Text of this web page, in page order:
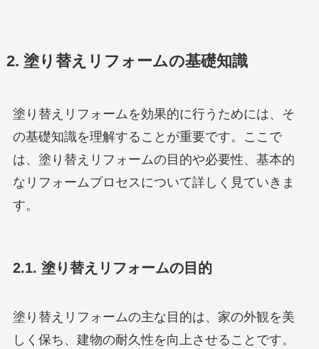
2. 塗り替えリフォームの基礎知識
塗り替えリフォームを効果的に行うためには、そ
の基礎知識を理解することが重要です。ここで
は、塗り替えリフォームの目的や必要性、基本的
なリフォームプロセスについて詳しく見ていきま
す。
2.1. 塗り替えリフォームの目的
塗り替えリフォームの主な目的は、家の外観を美
しく保ち、建物の耐久性を向上させることです。